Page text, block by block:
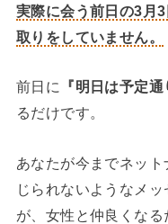
実際に会う前日の3月
取りをしていません。
前日に 『明日は予定
るだけです。
あなたが今までネッ
じられないようなメ
が、女性と仲良くなる